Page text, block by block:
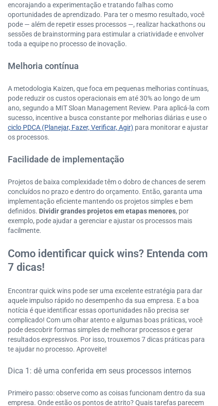
encorajando a experimentação e tratando falhas como
oportunidades de aprendizado. Para ter o mesmo resultado, você
pode — além de repetir esses processos —, realizar hackathons ou
sessões de brainstorming para estimular a criatividade e envolver
toda a equipe no processo de inovação.
Melhoria contínua
A metodologia Kaizen, que foca em pequenas melhorias contínuas,
pode reduzir os custos operacionais em até 30% ao longo de um
ano, segundo a MIT Sloan Management Review. Para aplicá-la com
sucesso, incentive a busca constante por melhorias diárias e use o
ciclo PDCA (Planejar, Fazer, Verificar, Agir) para monitorar e ajustar
os processos.
Facilidade de implementação
Projetos de baixa complexidade têm o dobro de chances de serem
concluídos no prazo e dentro do orçamento. Então, garanta uma
implementação eficiente mantendo os projetos simples e bem
definidos. Dividir grandes projetos em etapas menores, por
exemplo, pode ajudar a gerenciar e ajustar os processos mais
facilmente.
Como identificar quick wins? Entenda com
7 dicas!
Encontrar quick wins pode ser uma excelente estratégia para dar
aquele impulso rápido no desempenho da sua empresa. E a boa
notícia é que identificar essas oportunidades não precisa ser
complicado! Com um olhar atento e algumas boas práticas, você
pode descobrir formas simples de melhorar processos e gerar
resultados expressivos. Por isso, trouxemos 7 dicas práticas para
te ajudar no processo. Aproveite!
Dica 1: dê uma conferida em seus processos internos
Primeiro passo: observe como as coisas funcionam dentro da sua
empresa. Onde estão os pontos de atrito? Quais tarefas parecem